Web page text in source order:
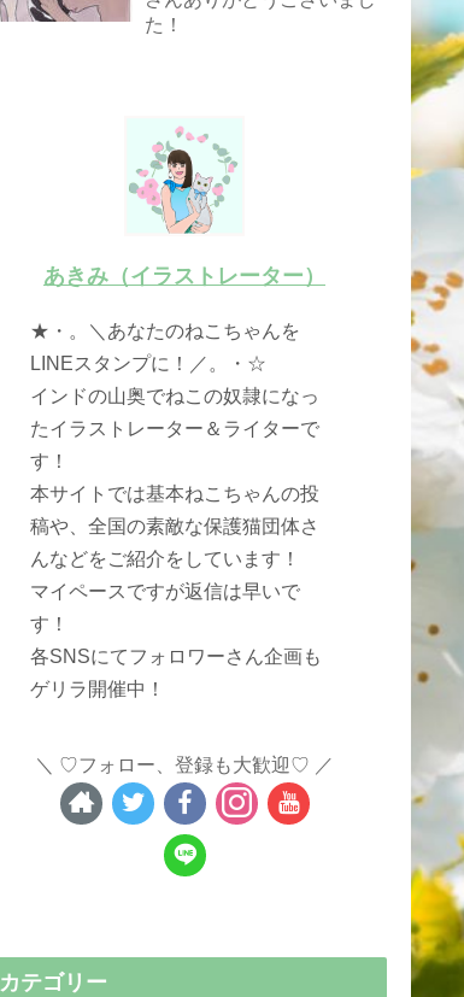
た！
あきみ（イラストレーター）
★・。＼あなたのねこちゃんを
LINEスタンプに！／。・☆
インドの山奥でねこの奴隷になっ
たイラストレーター＆ライターで
す！
本サイトでは基本ねこちゃんの投
稿や、全国の素敵な保護猫団体さ
んなどをご紹介をしています！
マイペースですが返信は早いで
す！
各SNSにてフォロワーさん企画も
ゲリラ開催中！
♡フォロー、登録も大歓迎♡
カテゴリー